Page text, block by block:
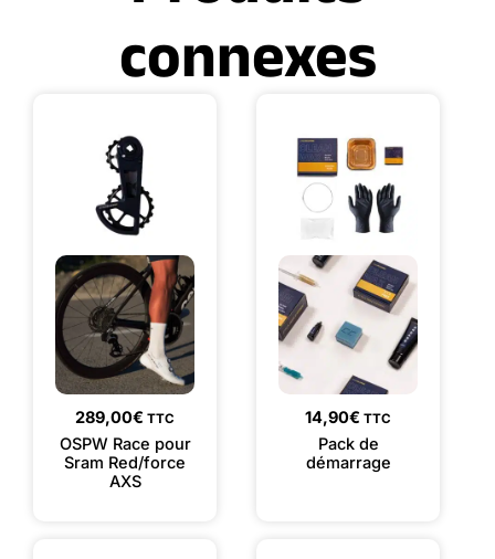
connexes
289,00€ TTC
OSPW Race pour
Sram Red/force
AXS
14,90€ TTC
Pack de
démarrage